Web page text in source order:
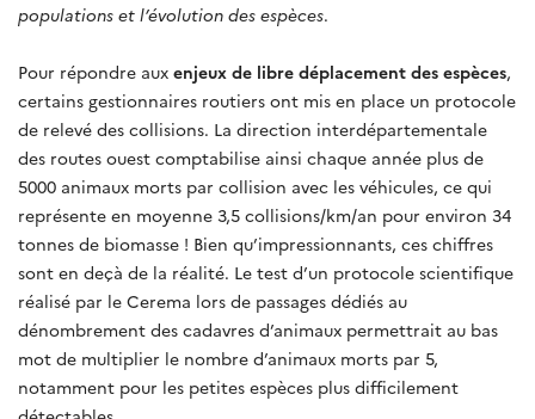
populations et l’évolution des espèces.
Pour répondre aux enjeux de libre déplacement des espèces,
certains gestionnaires routiers ont mis en place un protocole
de relevé des collisions. La direction interdépartementale
des routes ouest comptabilise ainsi chaque année plus de
5000 animaux morts par collision avec les véhicules, ce qui
représente en moyenne 3,5 collisions/km/an pour environ 34
tonnes de biomasse ! Bien qu’impressionnants, ces chiffres
sont en deçà de la réalité. Le test d’un protocole scientifique
réalisé par le Cerema lors de passages dédiés au
dénombrement des cadavres d’animaux permettrait au bas
mot de multiplier le nombre d’animaux morts par 5,
notamment pour les petites espèces plus difficilement